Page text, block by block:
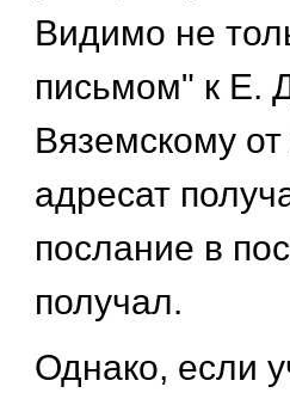
Видимо не
письмом" к Е.
Вяземскому от
адресат
послание в
получал.
Однако, если